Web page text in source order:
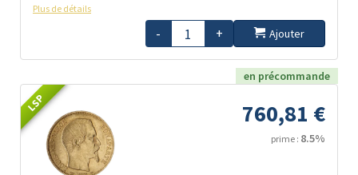
Plus de détails
- + Ajouter
en précommande
LSP 760,81 €
prime : 8.5%